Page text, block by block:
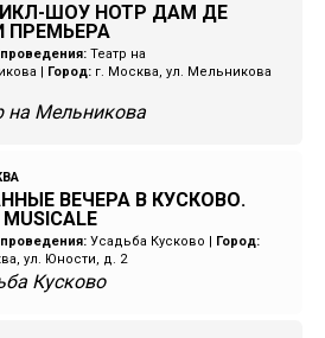
ШОУ НОТР ДАМ ДЕ
ПРЕМЬЕРА
Театр на
Город: г. Москва, ул. Мельникова
на Мельникова
ВЕЧЕРА В КУСКОВО.
MUSICALE
Усадьба Кусково
Город:
ул. Юности, д. 2
Кусково